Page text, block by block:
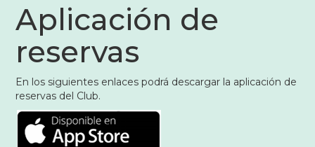
Aplicación de
reservas
En los siguientes enlaces podrá descargar la aplicación de
reservas del Club.